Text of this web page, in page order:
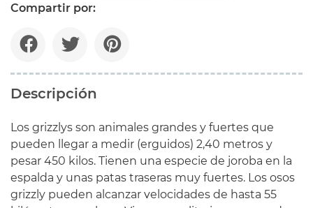
Compartir por:
Descripción
Los grizzlys son animales grandes y fuertes que
pueden llegar a medir (erguidos) 2,40 metros y
pesar 450 kilos. Tienen una especie de joroba en la
espalda y unas patas traseras muy fuertes. Los osos
grizzly pueden alcanzar velocidades de hasta 55